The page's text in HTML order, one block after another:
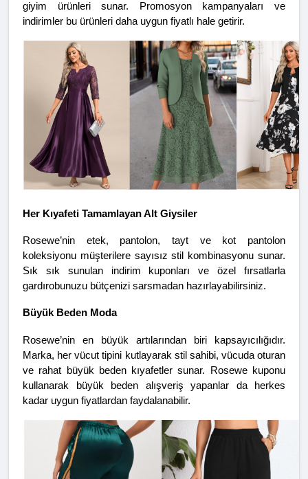
giyim ürünleri sunar. Promosyon kampanyaları ve
indirimler bu ürünleri daha uygun fiyatlı hale getirir.
Her Kıyafeti Tamamlayan Alt Giysiler
Rosewe’nin etek, pantolon, tayt ve kot pantolon
koleksiyonu müşterilere sayısız stil kombinasyonu sunar.
Sık sık sunulan indirim kuponları ve özel fırsatlarla
gardırobunuzu bütçenizi sarsmadan hazırlayabilirsiniz.
Büyük Beden Moda
Rosewe’nin en büyük artılarından biri kapsayıcılığıdır.
Marka, her vücut tipini kutlayarak stil sahibi, vücuda oturan
ve rahat büyük beden kıyafetler sunar. Rosewe kuponu
kullanarak büyük beden alışveriş yapanlar da herkes
kadar uygun fiyatlardan faydalanabilir.